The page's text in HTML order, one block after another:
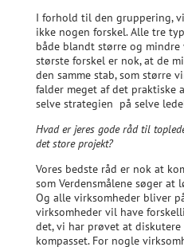
I forhold til den gruppering,
ikke nogen forskel. Alle tre
både blandt større og mindre
største forskel er nok, at de
den samme stab, som større
falder meget af det praktiske
selve strategien på selve
Hvad er jeres gode råd til
det store projekt?
Vores bedste råd er nok at
som Verdensmålene søger at
Og alle virksomheder bliver
virksomheder vil have
det, vi har prøvet at
kompasset. For nogle